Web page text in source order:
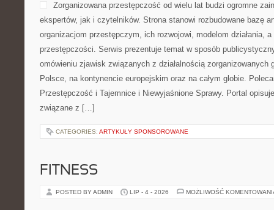
Zorganizowana przestępczość od wielu lat budzi ogromne
ekspertów, jak i czytelników. Strona stanowi rozbudowane bazę
organizacjom przestępczym, ich rozwojowi, modelom działania,
przestępczości. Serwis prezentuje temat w sposób
omówieniu zjawisk związanych z działalnością zorganizowanych
Polsce, na kontynencie europejskim oraz na całym globie.
Przestępczość i Tajemnice i Niewyjaśnione Sprawy. Portal
związane z […]
CATEGORIES: ARTYKUŁY SPONSOROWANE
FITNESS
POSTED BY ADMIN LIP - 4 - 2026 MOŻLIWOŚĆ